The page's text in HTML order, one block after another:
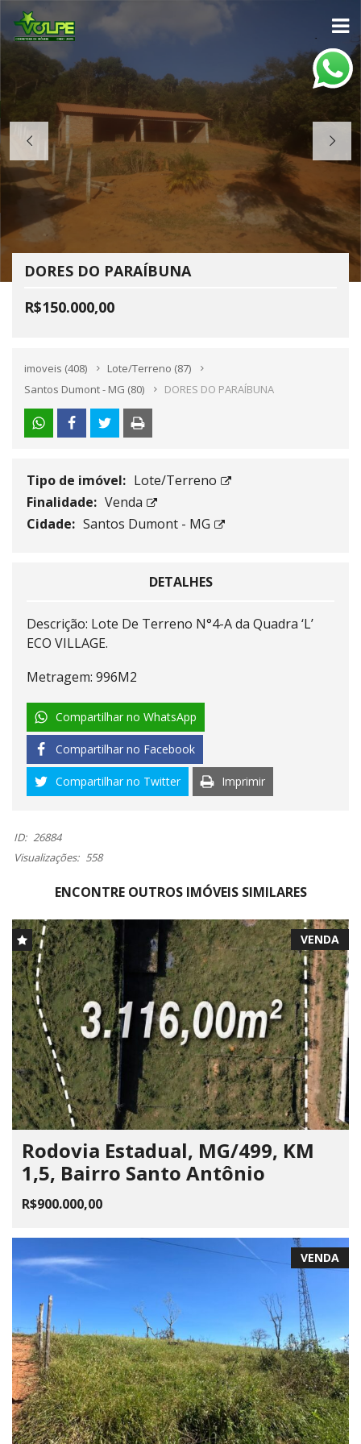
DORES DO PARAÍBUNA
R$150.000,00
imoveis (408) Lote/Terreno (87)
Santos Dumont - MG (80) DORES DO PARAÍBUNA
Tipo de imóvel: Lote/Terreno
Finalidade: Venda
Cidade: Santos Dumont - MG
DETALHES
Descrição: Lote De Terreno N°4-A da Quadra ‘L’
ECO VILLAGE.
Metragem: 996M2
Compartilhar no WhatsApp
Compartilhar no Facebook
Compartilhar no Twitter Imprimir
ID: 26884
Visualizações: 558
ENCONTRE OUTROS IMÓVEIS SIMILARES
VENDA
Rodovia Estadual, MG/499, KM
1,5, Bairro Santo Antônio
R$900.000,00
VENDA